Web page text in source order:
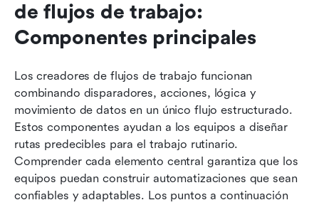
de flujos de trabajo:
Componentes principales
Los creadores de flujos de trabajo funcionan
combinando disparadores, acciones, lógica y
movimiento de datos en un único flujo estructurado.
Estos componentes ayudan a los equipos a diseñar
rutas predecibles para el trabajo rutinario.
Comprender cada elemento central garantiza que los
equipos puedan construir automatizaciones que sean
confiables y adaptables. Los puntos a continuación